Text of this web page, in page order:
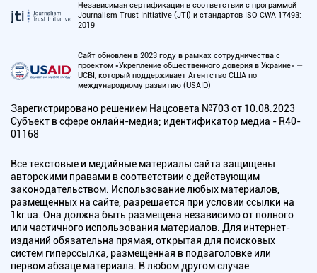
Независимая сертификация в соответствии с программой
Journalism Trust Initiative (JTI) и стандартов ISO CWA 17493:
2019
Сайт обновлен в 2023 году в рамках сотрудничества с
проектом «Укрепление общественного доверия в Украине» —
UCBI, который поддерживает Агентство США по
международному развитию (USAID)
Зарегистрировано решением Нацсовета №703 от 10.08.2023
Субъект в сфере онлайн-медиа; идентификатор медиа - R40-
01168
Все текстовые и медийные материалы сайта защищены
авторскими правами в соответствии с действующим
законодательством. Использование любых материалов,
размещенных на сайте, разрешается при условии ссылки на
1kr.ua. Она должна быть размещена независимо от полного
или частичного использования материалов. Для интернет-
изданий обязательна прямая, открытая для поисковых
систем гиперссылка, размещенная в подзаголовке или
первом абзаце материала. В любом другом случае